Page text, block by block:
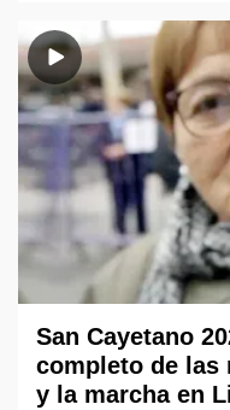
San Cayetano
completo de las
y la marcha en